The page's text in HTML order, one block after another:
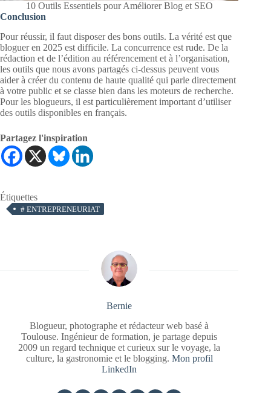
10 Outils Essentiels pour Améliorer Blog et SEO
Conclusion
Pour réussir, il faut disposer des bons outils. La vérité est que
bloguer en 2025 est difficile. La concurrence est rude. De la
rédaction et de l’édition au référencement et à l’organisation,
les outils que nous avons partagés ci-dessus peuvent vous
aider à créer du contenu de haute qualité qui parle directement
à votre public et se classe bien dans les moteurs de recherche.
Pour les blogueurs, il est particulièrement important d’utiliser
des outils disponibles en français.
Partagez l'inspiration
Étiquettes
# ENTREPRENEURIAT
Bernie
Blogueur, photographe et rédacteur web basé à
Toulouse. Ingénieur de formation, je partage depuis
2009 un regard technique et curieux sur le voyage, la
culture, la gastronomie et le blogging. Mon profil
LinkedIn